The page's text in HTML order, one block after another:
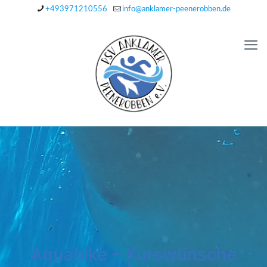
+493971210556 info@anklamer-peenerobben.de
Aquabike – Kurswünsche